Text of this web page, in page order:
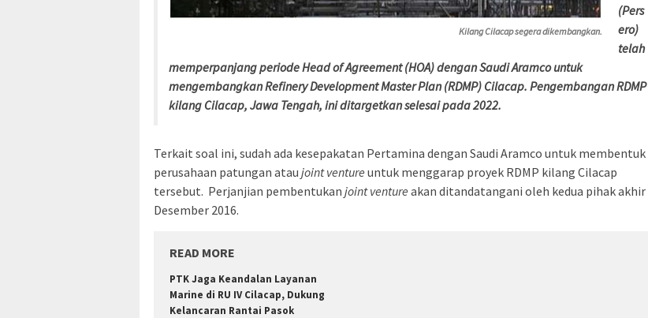
Kilang Cilacap segera dikembangkan.
(Pers
ero)
telah
memperpanjang periode Head of Agreement (HOA) dengan Saudi Aramco untuk
mengembangkan Refinery Development Master Plan (RDMP) Cilacap. Pengembangan RDMP
kilang Cilacap, Jawa Tengah, ini ditargetkan selesai pada 2022.
Terkait soal ini, sudah ada kesepakatan Pertamina dengan Saudi Aramco untuk membentuk
perusahaan patungan atau joint venture untuk menggarap proyek RDMP kilang Cilacap
tersebut. Perjanjian pembentukan joint venture akan ditandatangani oleh kedua pihak akhir
Desember 2016.
READ MORE
PTK Jaga Keandalan Layanan
Marine di RU IV Cilacap, Dukung
Kelancaran Rantai Pasok